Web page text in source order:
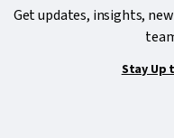
Get updates, insights,
Stay Up